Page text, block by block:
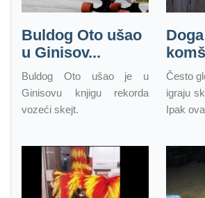
Buldog Oto ušao
u Ginisov...
Buldog Oto ušao je u
Ginisovu knjigu rekorda
vozeći skejt.
Često
igraju
Ipak